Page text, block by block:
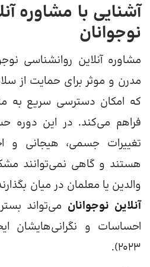
آشنایی با مشاوره
نوجوانان
مشاوره آنلاین روانشناسی
مدرن و موثر برای حمایت از
که امکان دسترسی سریع به
فراهم می‌کند. در این دوره
تغییرات جسمی، هیجانی و
هستند و گاهی نمی‌توانند
والدین یا معلمان در میان
آنلاین نوجوانان می‌تواند
2023).